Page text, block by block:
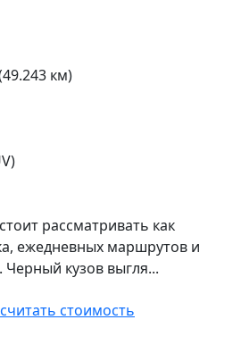
км)
рассматривать как
ежедневных маршрутов и
Черный кузов выгля...
стоимость